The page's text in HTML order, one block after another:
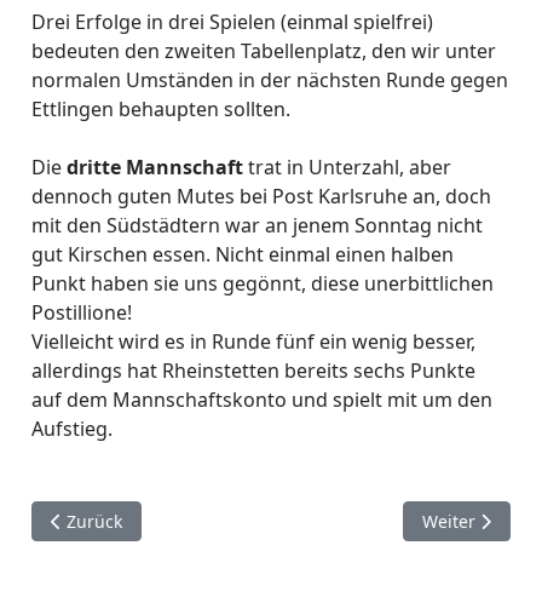
Drei Erfolge in drei Spielen (einmal spielfrei)
bedeuten den zweiten Tabellenplatz, den wir unter
normalen Umständen in der nächsten Runde gegen
Ettlingen behaupten sollten.
Diedritte Mannschafttrat in Unterzahl, aber
dennoch guten Mutes bei Post Karlsruhe an, doch
mit den Südstädtern war an jenem Sonntag nicht
gut Kirschen essen. Nicht einmal einen halben
Punkt haben sie uns gegönnt, diese unerbittlichen
Postillione!
Vielleicht wird es in Runde fünf ein wenig besser,
allerdings hat Rheinstetten bereits sechs Punkte
auf dem Mannschaftskonto und spielt mit um den
Aufstieg.
Vorheriger Beitrag: Fünfter Spieltag der Saison 2025/26
Zurück Nächster
Weiter